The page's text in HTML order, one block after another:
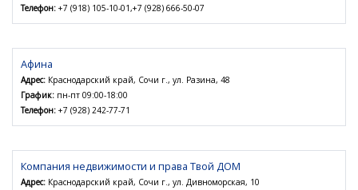
Телефон: +7 (918) 105-10-01,+7 (928) 666-50-07
Афина
Адрес: Краснодарский край, Сочи г., ул. Разина, 48
График: пн-пт 09:00-18:00
Телефон: +7 (928) 242-77-71
Компания недвижимости и права Твой ДОМ
Адрес: Краснодарский край, Сочи г., ул. Дивноморская, 10